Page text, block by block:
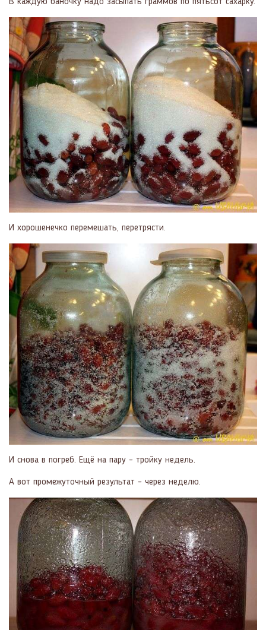
И хорошенечко перемешать, перетрясти.
И снова в погреб. Ещё на пару – тройку недель.
А вот промежуточный результат – через неделю.